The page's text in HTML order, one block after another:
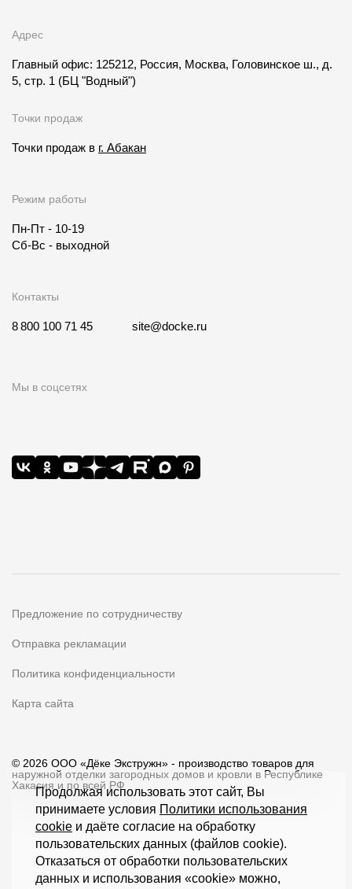
Адрес
Главный офис: 125212, Россия, Москва, Головинское ш., д.
5, стр. 1 (БЦ "Водный")
Точки продаж
Точки продаж в г. Абакан
Режим работы
Пн-Пт - 10-19
Сб-Вс - выходной
Контакты
8 800 100 71 45 site@docke.ru
Мы в соцсетях
Предложение по сотрудничеству
Отправка рекламации
Политика конфиденциальности
Карта сайта
© 2026 ООО «Дёке Экстружн» - производство товаров для
наружной отделки загородных домов и кровли в Республике
Хакасия и по всей РФ
Продолжая использовать этот сайт, Вы
принимаете условия Политики использования
cookie и даёте согласие на обработку
пользовательских данных (файлов cookie).
Отказаться от обработки пользовательских
данных и использования «cookie» можно,